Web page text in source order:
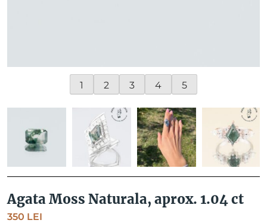
1 2 3 4 5
Agata Moss Naturala, aprox. 1.04 ct
350 LEI